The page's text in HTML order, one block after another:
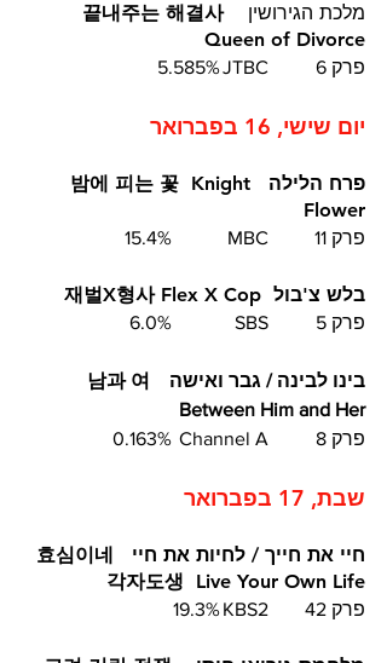
מלכת הגירושין
끝내주는 해결사
Queen of Divorce
פרק 6	JTBC	5.585%
יום שישי, 16 בפברואר
פרח הלילה  밤에 피는 꽃  Knight
Flower
פרק 11	MBC  	15.4%
בלש צ'בול  재벌X형사 Flex X Cop
פרק 5	SBS		6.0%
בינו לבינה / גבר ואישה  남과 여
Between Him and Her
פרק 8	Channel A	0.163%
שבת, 17 בפברואר
חיי את חייך / לחיות את חיי  효심이네
각자도생  Live Your Own Life
פרק 42	KBS2	 19.3%